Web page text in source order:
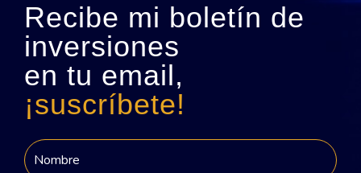
Recibe mi boletín de
inversiones
en tu email,
¡suscríbete!